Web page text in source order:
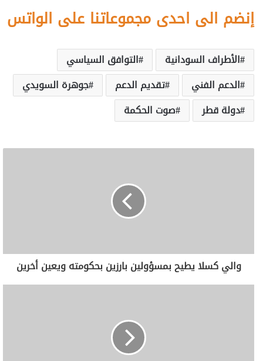
إنضم الى احدى مجموعاتنا على الواتس
الأطراف السودانية
التوافق السياسي
الدعم الفني
تقديم الدعم
جوهرة السويدي
دولة قطر
صوت الحكمة
والي كسلا يطيح بمسؤولين بارزين بحكومته ويعين أخرين